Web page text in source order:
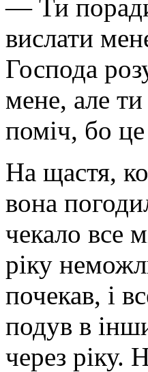
— Ти
вислати
Господа
мене, але
поміч, бо
На щастя,
вона
чекало все
ріку
почекав, і
подув в
через ріку.